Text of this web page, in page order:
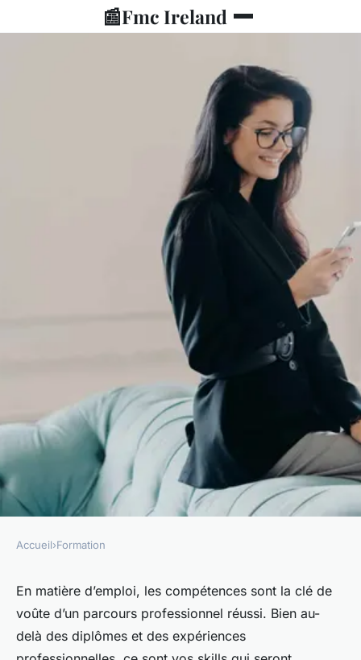
📰Fmc Ireland
les compétences transférables
les plus recherchées sur le
marché du travail
Accueil›Formation
En matière d’emploi, les compétences sont la clé de
voûte d’un parcours professionnel réussi. Bien au-
delà des diplômes et des expériences